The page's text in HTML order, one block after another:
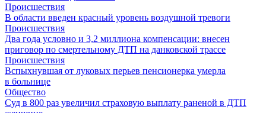
Происшествия
В области введен красный уровень воздушной тревоги
Происшествия
Два года условно и 3,2 миллиона компенсации: внесен
приговор по смертельному ДТП на данковской трассе
Происшествия
Вспыхнувшая от луковых перьев пенсионерка умерла
в больнице
Общество
Суд в 800 раз увеличил страховую выплату раненой в ДТП